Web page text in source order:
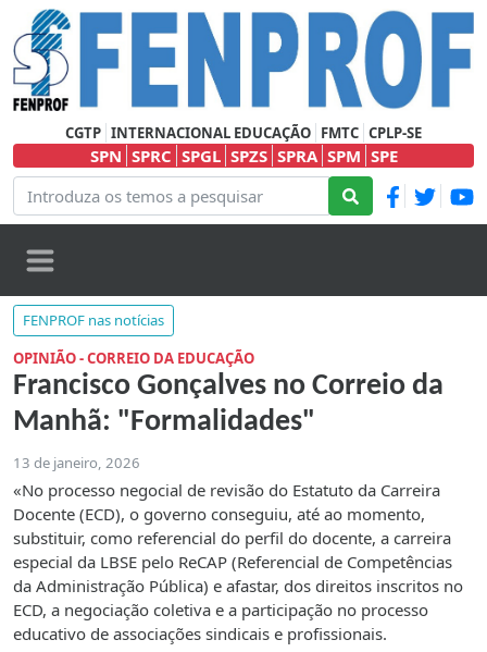
CGTP INTERNACIONAL EDUCAÇÃO FMTC CPLP-SE
SPN SPRC SPGL SPZS SPRA SPM SPE
FENPROF nas notícias
OPINIÃO - CORREIO DA EDUCAÇÃO
Francisco Gonçalves no Correio da
Manhã: "Formalidades"
13 de janeiro, 2026
«No processo negocial de revisão do Estatuto da Carreira
Docente (ECD), o governo conseguiu, até ao momento,
substituir, como referencial do perfil do docente, a carreira
especial da LBSE pelo ReCAP (Referencial de Competências
da Administração Pública) e afastar, dos direitos inscritos no
ECD, a negociação coletiva e a participação no processo
educativo de associações sindicais e profissionais.